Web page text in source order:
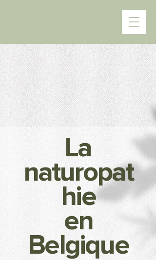
La
naturopat
hie
en
Belgique